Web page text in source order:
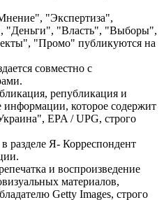
"Экспертиза",
"Деньги", "Власть", "Выборы",
"Промо" публикуются на
совместно с
републикация и
информации, которое содержит
EPA / UPG, строго
разделе Я- Корреспондент
и воспроизведение
материалов,
Getty Images, строго